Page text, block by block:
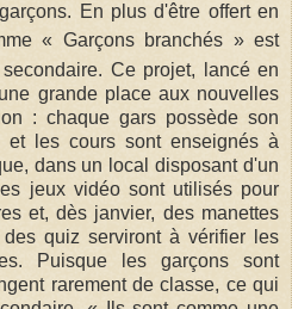
En plus d'être offert en
« Garçons branchés » est
Ce projet, lancé en
grande place aux nouvelles
: chaque gars possède son
et les cours sont enseignés à
dans un local disposant d'un
jeux vidéo sont utilisés pour
et, dès janvier, des manettes
quiz serviront à vérifier les
Puisque les garçons sont
rarement de classe, ce qui